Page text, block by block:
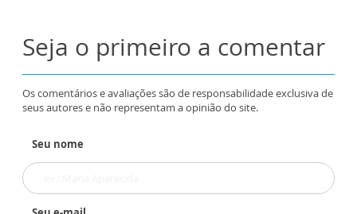
Seja o primeiro a comentar
Os comentários e avaliações são de responsabilidade exclusiva de
seus autores e não representam a opinião do site.
Seu nome